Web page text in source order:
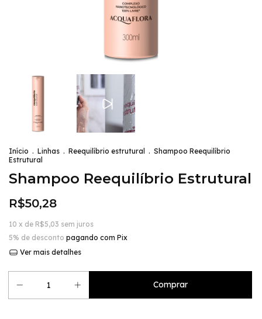
Início . Linhas . Reequilíbrio estrutural . Shampoo Reequilíbrio
Estrutural
Shampoo Reequilíbrio Estrutural
R$50,28
10 x de R$5,03 sem juros
5% de desconto pagando com Pix
Ver mais detalhes